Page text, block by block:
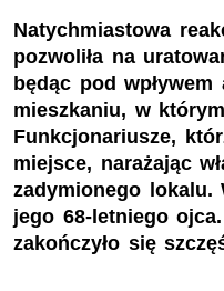
Natychmiastowa
pozwoliła na
będąc pod
mieszkaniu, w
Funkcjonariusze,
miejsce, narażając
zadymionego lokalu.
jego 68-letniego ojca.
zakończyło się